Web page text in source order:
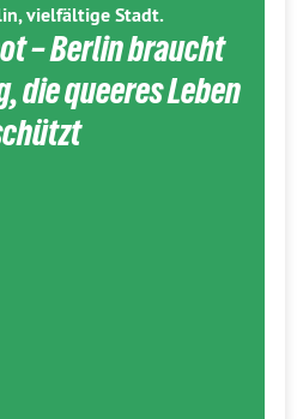
vielfältige Stadt.
– Berlin braucht
die queeres Leben